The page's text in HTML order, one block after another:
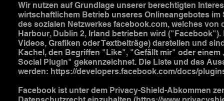
Wir nutzen auf Grundlage unserer berechtigten
wirtschaftlichem Betrieb unseres Onlineangebotes
des sozialen Netzwerkes facebook.com, welches von
Harbour, Dublin 2, Irland betrieben wird
Videos, Grafiken oder Textbeiträge) darstellen und
Kachel, den Begriffen "Like", "Gefällt mir" oder
Social Plugin" gekennzeichnet. Die Liste und das
werden: https://developers.facebook.com/docs/
Facebook ist unter dem Privacy-Shield-Abkommen